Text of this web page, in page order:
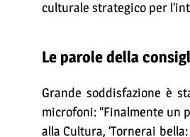
culturale strategico per
Le parole della
Grande soddisfazione è
microfoni: “Finalmente un
alla Cultura, ‘Tornerai